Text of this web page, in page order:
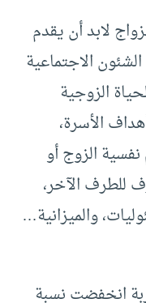
لابد أن يقدم
الاجتماعية
الزوجية
الأسرة،
الزوج أو
للطرف الآخر،
والميزانية…
انخفضت نسبة